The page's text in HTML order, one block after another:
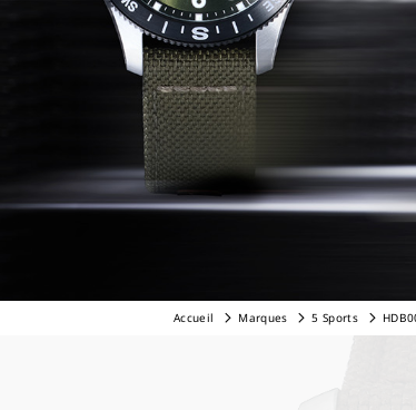
Accueil Marques 5 Sports